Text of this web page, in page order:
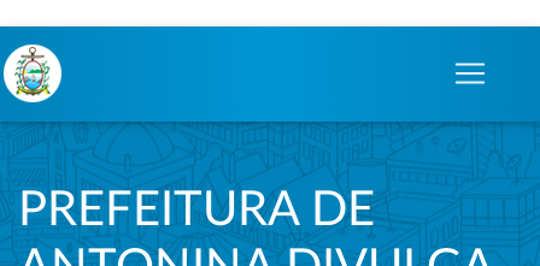
PREFEITURA DE